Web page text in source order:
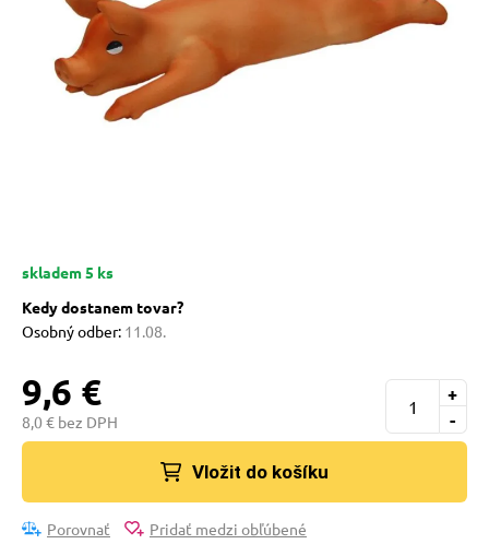
mačky
mačky
mačky
skladem 5 ks
Kedy dostanem tovar?
Osobný odber: 11.08.
9,6 €
8,0 € bez DPH -
+
Vložit do košíku
Porovnať Pridať medzi obľúbené